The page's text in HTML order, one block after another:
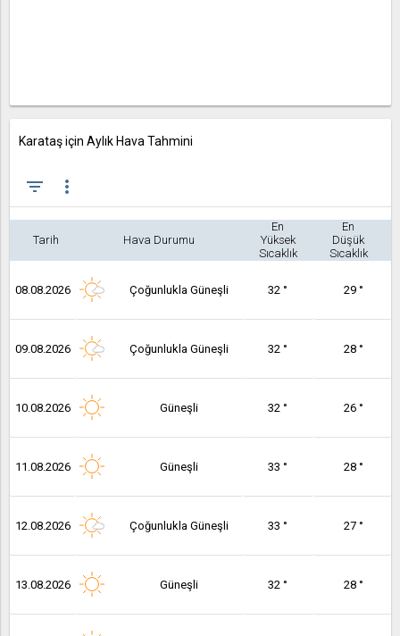
Karataş için Aylık Hava Tahmini
filter_list more_vert
Tarih Hava Durumu
En
Yüksek
Sıcaklık
En
Düşük
Sıcaklık
08.08.2026 Çoğunlukla Güneşli 32 ° 29 °
09.08.2026 Çoğunlukla Güneşli 32 ° 28 °
10.08.2026 Güneşli 32 ° 26 °
11.08.2026 Güneşli 33 ° 28 °
12.08.2026 Çoğunlukla Güneşli 33 ° 27 °
13.08.2026 Güneşli 32 ° 28 °